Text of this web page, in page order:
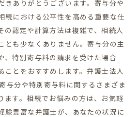
きありがとうございます。寄与分や
続における公平性を高める重要な仕
の認定や計算方法は複雑で、相続人
とも少なくありません。寄与分の主
、特別寄与料の請求を受けた場合
ことをおすすめします。弁護士法人
分や特別寄与料に関するさまざま
ます。相続でお悩みの方は、お気軽
験豊富な弁護士が、あなたの状況に